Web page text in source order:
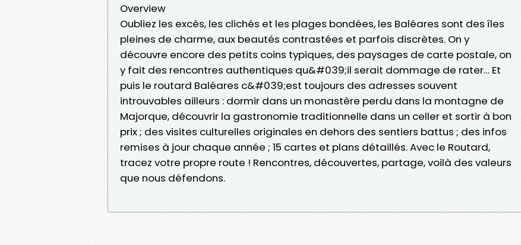
Overview
Oubliez les excès, les clichés et les plages bondées, les Baléares sont des îles
pleines de charme, aux beautés contrastées et parfois discrètes. On y
découvre encore des petits coins typiques, des paysages de carte postale, on
y fait des rencontres authentiques qu&#039;il serait dommage de rater… Et
puis le routard Baléares c&#039;est toujours des adresses souvent
introuvables ailleurs : dormir dans un monastère perdu dans la montagne de
Majorque, découvrir la gastronomie traditionnelle dans un celler et sortir à bon
prix ; des visites culturelles originales en dehors des sentiers battus ; des infos
remises à jour chaque année ; 15 cartes et plans détaillés. Avec le Routard,
tracez votre propre route ! Rencontres, découvertes, partage, voilà des valeurs
que nous défendons.